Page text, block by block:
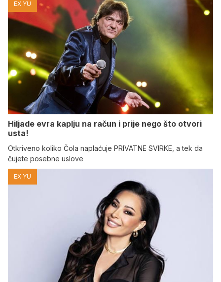
EX YU
Hiljade evra kaplju na račun i prije nego što otvori
usta!
Otkriveno koliko Čola naplaćuje PRIVATNE SVIRKE, a tek da
čujete posebne uslove
EX YU